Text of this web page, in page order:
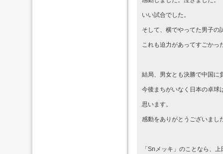
いい試合でした。
そして、横でやってた男子の
これも迫力があってすごかっ
結局、男女とも決勝で中国に
今後まちがいなく日本の卓球
思います。
感動をありがとうございま
「Snメッキ」のことなら、